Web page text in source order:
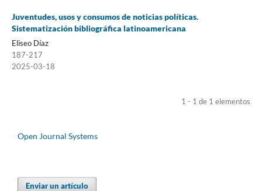
Juventudes, usos y consumos de noticias políticas.
Sistematización bibliográfica latinoamericana
Eliseo Díaz
187-217
2025-03-18
1 - 1 de 1 elementos
Open Journal Systems
Enviar un artículo